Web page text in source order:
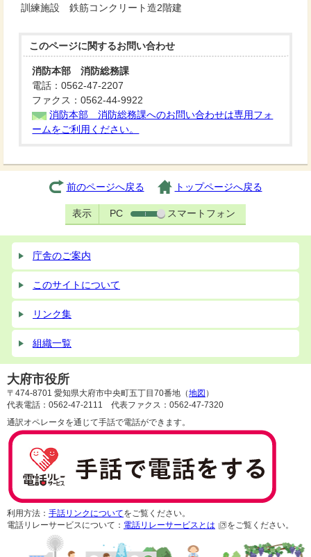
訓練施設 鉄筋コンクリート造2階建
このページに関するお問い合わせ
消防本部 消防総務課
電話：0562-47-2207
ファクス：0562-44-9922
消防本部 消防総務課へのお問い合わせは専用フォ
ームをご利用ください。
前のページへ戻る トップページへ戻る
表示 PC スマートフォン
庁舎のご案内
このサイトについて
リンク集
組織一覧
大府市役所
〒474-8701 愛知県大府市中央町五丁目70番地（地図 ）
代表電話：0562-47-2111 代表ファクス：0562-47-7320
通訳オペレータを通じて手話で電話ができます。
利用方法： 手話リンクについてをご覧ください。
電話リレーサービスについて： 電話リレーサービスとは をご覧ください。